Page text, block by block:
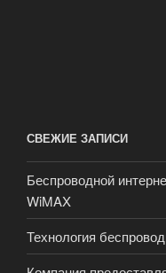
СВЕЖИЕ ЗАПИСИ
Беспроводной
WiMAX
Технология